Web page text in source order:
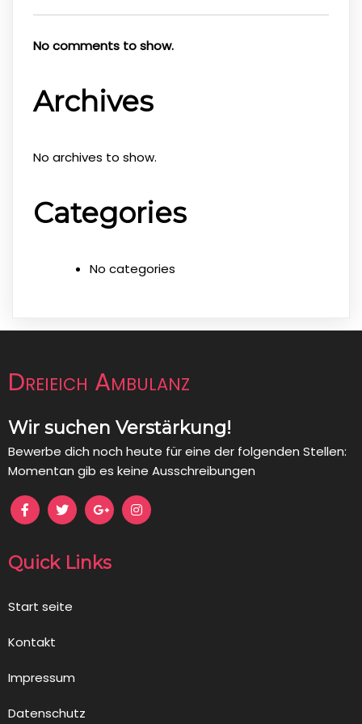
No comments to show.
Archives
No archives to show.
Categories
No categories
Dreieich Ambulanz
Wir suchen Verstärkung!
Bewerbe dich noch heute für eine der folgenden Stellen:
Momentan gib es keine Ausschreibungen
Quick Links
Start seite
Kontakt
Impressum
Datenschutz